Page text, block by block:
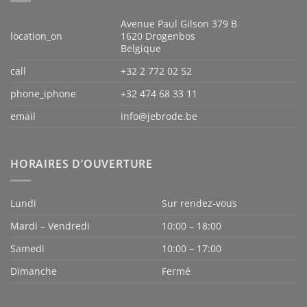
location_on
Avenue Paul Gilson 379 B
1620 Drogenbos
Belgique
call
+32 2 772 02 52
phone_iphone
+32 474 68 33 11
email
info@jebrode.be
HORAIRES D’OUVERTURE
Lundi
Sur rendez-vous
Mardi – Vendredi
10:00 – 18:00
Samedi
10:00 – 17:00
Dimanche
Fermé